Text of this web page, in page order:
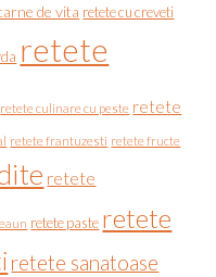
de vita retete cu creveti
retete
retete culinare cu peste retete
retete frantuzesti retete fructe
retete
retete paste retete
retete sanatoase